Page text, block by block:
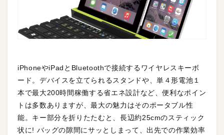
iPhoneやiPadとBluetoothで接続するワイヤレスキーボ
ード。デバイスを立てられるスタンドや、単４形電池１
本で最大200時間稼働する省エネ設計など、便利なポイン
トは多数ありますが、最大の魅力はそのポータブル性
能。キー部分を折りたたむと、長辺約25cmのスティック
状に! バッグの隙間にサッとしまって、出先での作業効率